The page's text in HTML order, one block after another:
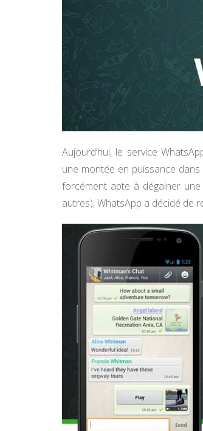
Aujourd’hui, le service
une montée en puissance dans
forcément apte à dégainer
autres), WhatsApp a décidé de